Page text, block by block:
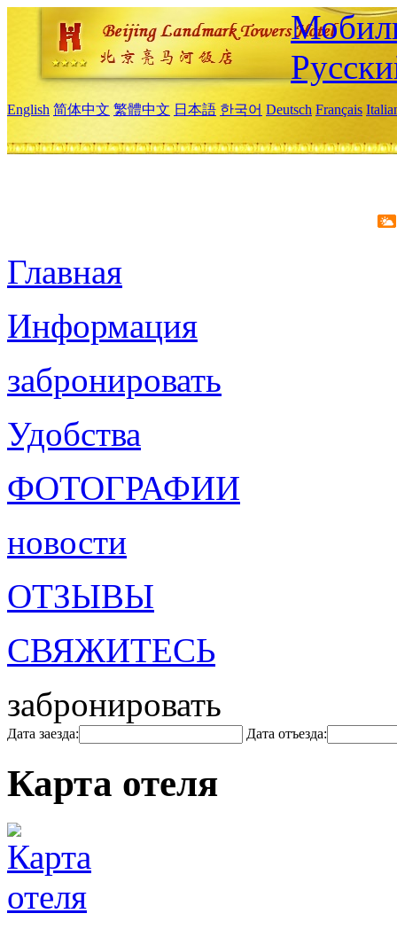
English 简体中文 繁體中文 日本語 한국어 Deutsch Français
Главная
Информация
забронировать
Удобства
ФОТОГРАФИИ
новости
ОТЗЫВЫ
СВЯЖИТЕСЬ
забронировать
Дата заезда: Дата отъезда:
Карта отеля